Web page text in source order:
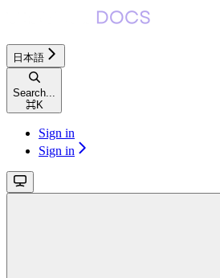
日本語
Search...
⌘K
Sign in
Sign in